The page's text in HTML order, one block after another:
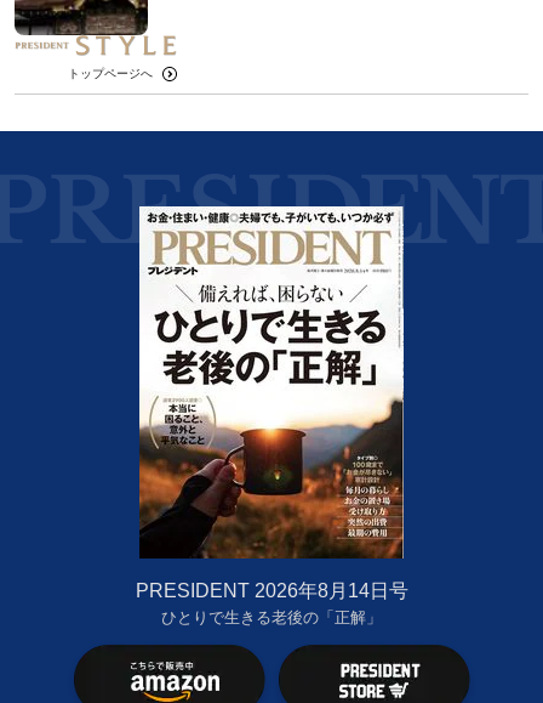
トップページへ
PRESIDENT 2026年8月14日号
ひとりで生きる老後の「正解」